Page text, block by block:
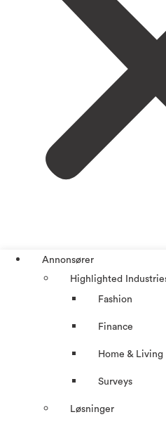
Annonsører
Highlighted
Fashion
Finance
Home & Living
Surveys
Løsninger